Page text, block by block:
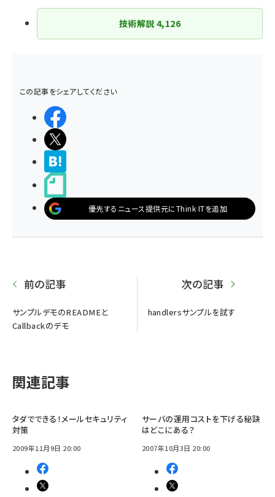
技術解説 4,126
この記事をシェアしてください
優先するニュース提供元にThink ITを追加
前の記事
サンプルデモのREADMEと
Callbackのデモ
次の記事
handlersサンプルを試す
関連記事
タダでできる！メールセキュリティ
対策
2009年11月9日 20:00
サーバの運用コストを下げる秘訣
はどこにある？
2007年10月3日 20:00